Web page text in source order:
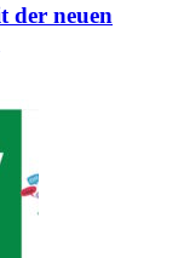
der neuen